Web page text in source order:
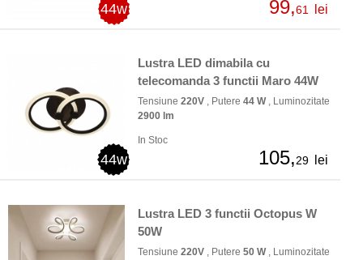
44w 99,61 lei
44w
Lustra LED dimabila cu
telecomanda 3 functii Maro 44W
Tensiune 220V , Putere 44 W, Luminozitate
2900 lm
In Stoc
105,29 lei
Lustra LED 3 functii Octopus W
50W
Tensiune 220V , Putere 50 W, Luminozitate